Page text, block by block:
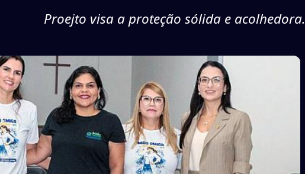
Proejto visa a proteção sólida e acolhedora.